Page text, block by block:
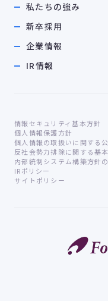
私たちの強み
新卒採用
企業情報
IR情報
情報セキュリティ基本方針
個人情報保護方針
個人情報の取扱いに関する
反社会勢力排除に関する基
内部統制システム構築方針
IRポリシー
サイトポリシー